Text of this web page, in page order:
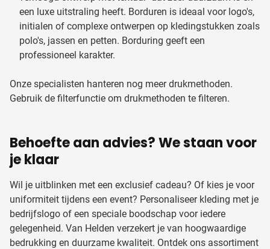
een luxe uitstraling heeft. Borduren is ideaal voor logo's,
initialen of complexe ontwerpen op kledingstukken zoals
polo's, jassen en petten. Borduring geeft een
professioneel karakter.
Onze specialisten hanteren nog meer drukmethoden.
Gebruik de filterfunctie om drukmethoden te filteren.
Behoefte aan advies? We staan voor
je klaar
Wil je uitblinken met een exclusief cadeau? Of kies je voor
uniformiteit tijdens een event? Personaliseer kleding met je
bedrijfslogo of een speciale boodschap voor iedere
gelegenheid. Van Helden verzekert je van hoogwaardige
bedrukking en duurzame kwaliteit. Ontdek ons assortiment